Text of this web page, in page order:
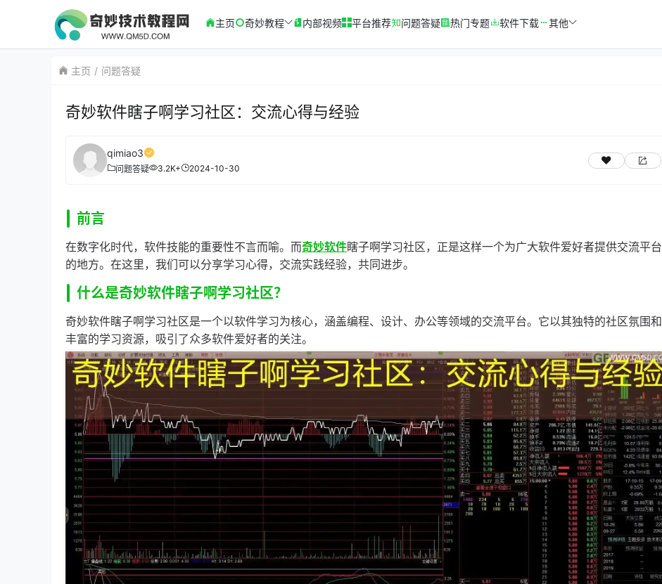
主页 奇妙教程 内部视频 平台推荐 问题答疑 热门专题 软件下载 其他
主页 问题答疑
奇妙软件瞎子啊学习社区：交流心得与经验
qimiao3
问题答疑 3.2K+ 2024-10-30
前言
在数字化时代，软件技能的重要性不言而喻。而奇妙软件瞎子啊学习社区，正是这样一个为广大软件爱好者提供交流平台
的地方。在这里，我们可以分享学习心得，交流实践经验，共同进步。
什么是奇妙软件瞎子啊学习社区？
奇妙软件瞎子啊学习社区是一个以软件学习为核心，涵盖编程、设计、办公等领域的交流平台。它以其独特的社区氛围和
丰富的学习资源，吸引了众多软件爱好者的关注。